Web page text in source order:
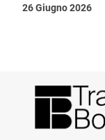
26 Giugno 2026